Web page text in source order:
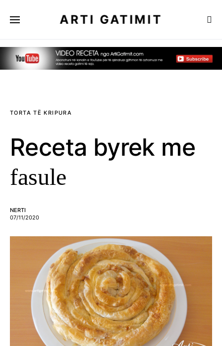
ARTI GATIMIT
TORTA TË KRIPURA
Receta byrek me
fasule
NERTI
07/11/2020